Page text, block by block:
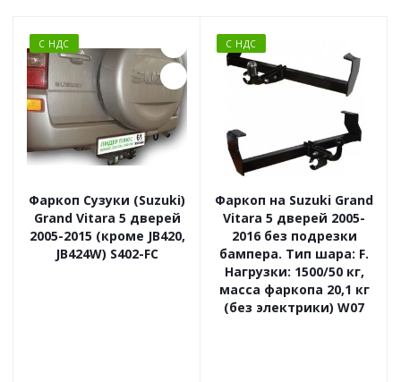
С НДС
Фаркоп Сузуки (Suzuki)
Grand Vitara 5 дверей
2005-2015 (кроме JB420,
JB424W) S402-FC
С НДС
Фаркоп на Suzuki Grand
Vitara 5 дверей 2005-
2016 без подрезки
бампера. Тип шара: F.
Нагрузки: 1500/50 кг,
масса фаркопа 20,1 кг
(без электрики) W07